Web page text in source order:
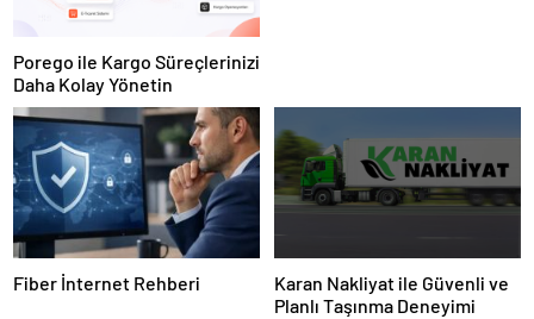
Porego ile Kargo Süreçlerinizi
Daha Kolay Yönetin
Fiber İnternet Rehberi
Karan Nakliyat ile Güvenli ve
Planlı Taşınma Deneyimi